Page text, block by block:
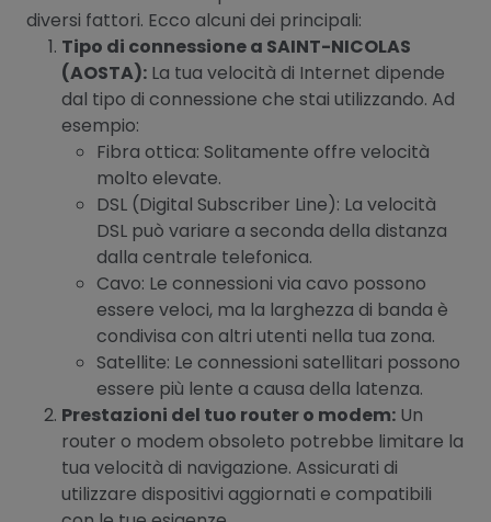
diversi fattori. Ecco alcuni dei principali:
Tipo di connessione a SAINT-NICOLAS
(AOSTA): La tua velocità di Internet dipende
dal tipo di connessione che stai utilizzando. Ad
esempio:
Fibra ottica: Solitamente offre velocità
molto elevate.
DSL (Digital Subscriber Line): La velocità
DSL può variare a seconda della distanza
dalla centrale telefonica.
Cavo: Le connessioni via cavo possono
essere veloci, ma la larghezza di banda è
condivisa con altri utenti nella tua zona.
Satellite: Le connessioni satellitari possono
essere più lente a causa della latenza.
Prestazioni del tuo router o modem: Un
router o modem obsoleto potrebbe limitare la
tua velocità di navigazione. Assicurati di
utilizzare dispositivi aggiornati e compatibili